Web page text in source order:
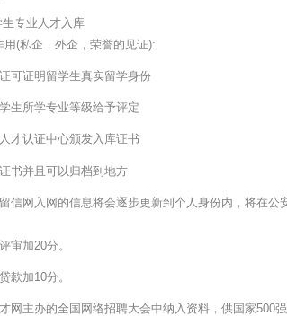
专业人才入库
(私企，外企，荣誉的见证):
可证明留学生真实留学身份
生所学专业等级给予评定
才认证中心颁发入库证书
书并且可以归档到地方
留信网入网的信息将会逐步更新到个人身份内，将在
审加20分。
款加10分。
网主办的全国网络招聘大会中纳入资料，供国家500